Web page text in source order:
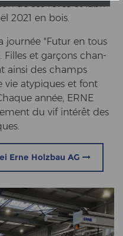
de ses rêves et fa­bri­
2021 en bois.
journée "Futur en tous
Fil­les et garçons chan­
ainsi des champs
vie aty­pi­ques et font
année, ERNE
du vif intérêt des
Erne Holzbau AG